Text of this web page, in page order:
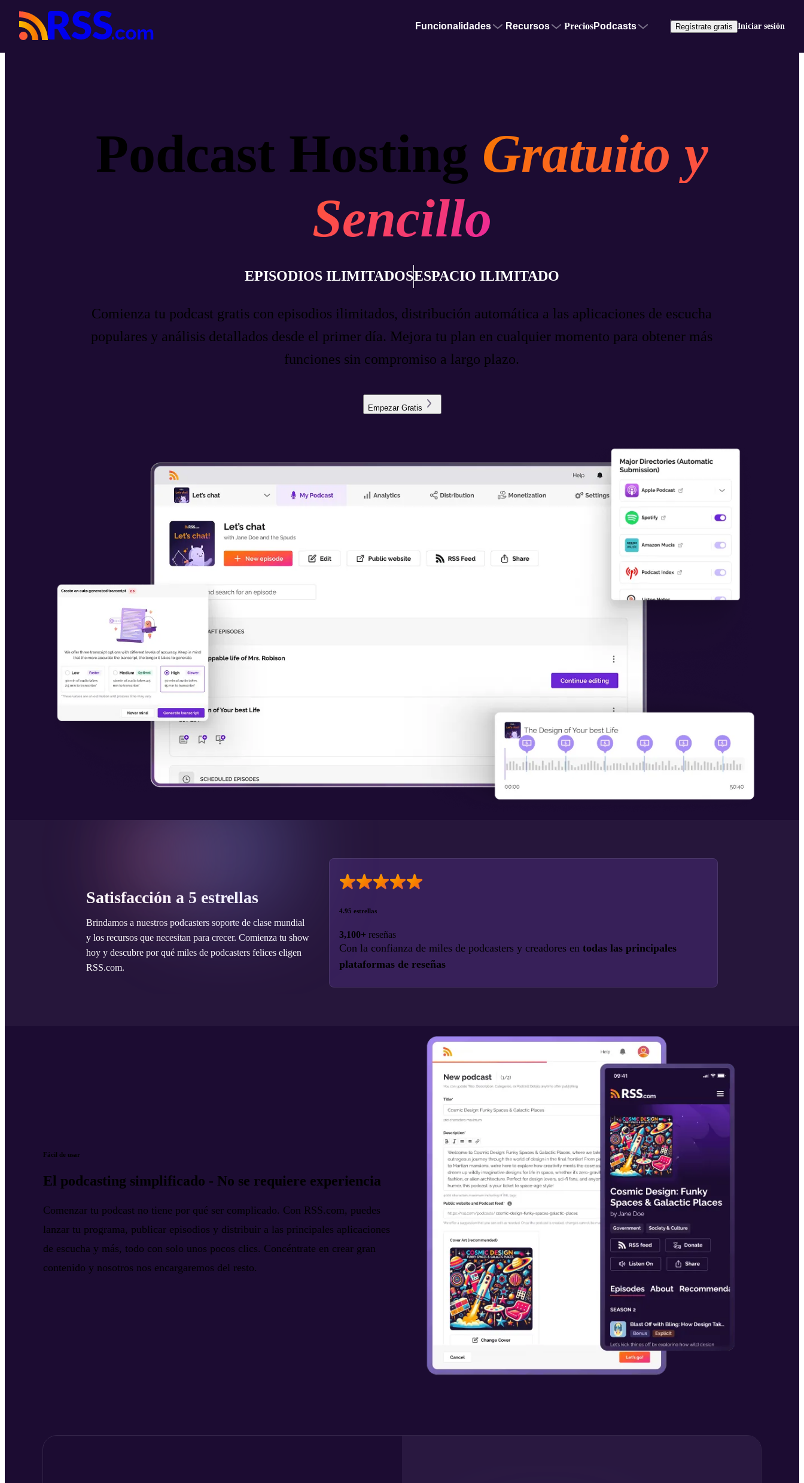
Funcionalidades Recursos PreciosPodcasts Regístrate gratis Iniciar sesión
Podcast Hosting Gratuito y
Sencillo
EPISODIOS ILIMITADOSESPACIO ILIMITADO
Comienza tu podcast gratis con episodios ilimitados, distribución automática a las aplicaciones de escucha
populares y análisis detallados desde el primer día. Mejora tu plan en cualquier momento para obtener más
funciones sin compromiso a largo plazo.
Empezar Gratis
Satisfacción a 5 estrellas
Brindamos a nuestros podcasters soporte de clase mundial
y los recursos que necesitan para crecer. Comienza tu show
hoy y descubre por qué miles de podcasters felices eligen
RSS.com.
4.95 estrellas
3,100+ reseñas
Con la confianza de miles de podcasters y creadores en todas las principales
plataformas de reseñas
Fácil de usar
El podcasting simplificado - No se requiere experiencia
Comenzar tu podcast no tiene por qué ser complicado. Con RSS.com, puedes
lanzar tu programa, publicar episodios y distribuir a las principales aplicaciones
de escucha y más, todo con solo unos pocos clics. Concéntrate en crear gran
contenido y nosotros nos encargaremos del resto.